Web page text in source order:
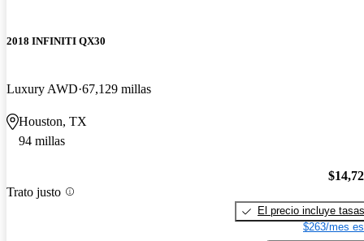
2018 INFINITI QX30
Luxury AWD 67,129 millas
Houston, TX
94 millas
Trato justo
El precio incluye tasas
$263/mes